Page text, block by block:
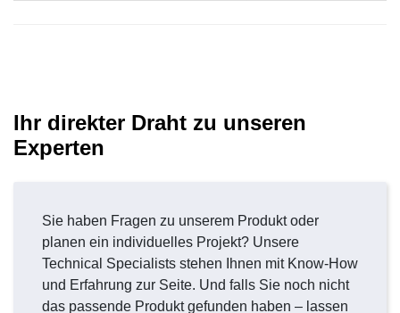
Ihr direkter Draht zu unseren
Experten
Sie haben Fragen zu unserem Produkt oder
planen ein individuelles Projekt? Unsere
Technical Specialists stehen Ihnen mit Know-How
und Erfahrung zur Seite. Und falls Sie noch nicht
das passende Produkt gefunden haben – lassen